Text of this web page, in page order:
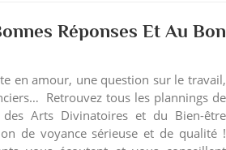
Réponses Et Au Bon
en amour, une question sur le travail,
Retrouvez tous les plannings de
des Arts Divinatoires et du Bien-être
de voyance sérieuse et de qualité !